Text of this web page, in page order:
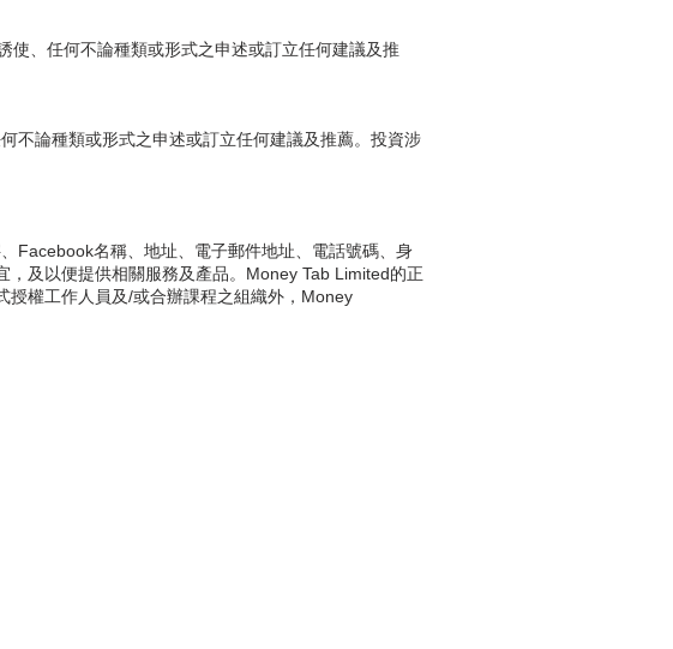
使、任何不論種類或形式之申述或訂立任何建議及推
不論種類或形式之申述或訂立任何建議及推薦。投資涉
Facebook名稱、地址、電子郵件地址、電話號碼、身
及以便提供相關服務及產品。Money Tab Limited的正
授權工作人員及/或合辦課程之組織外，Money